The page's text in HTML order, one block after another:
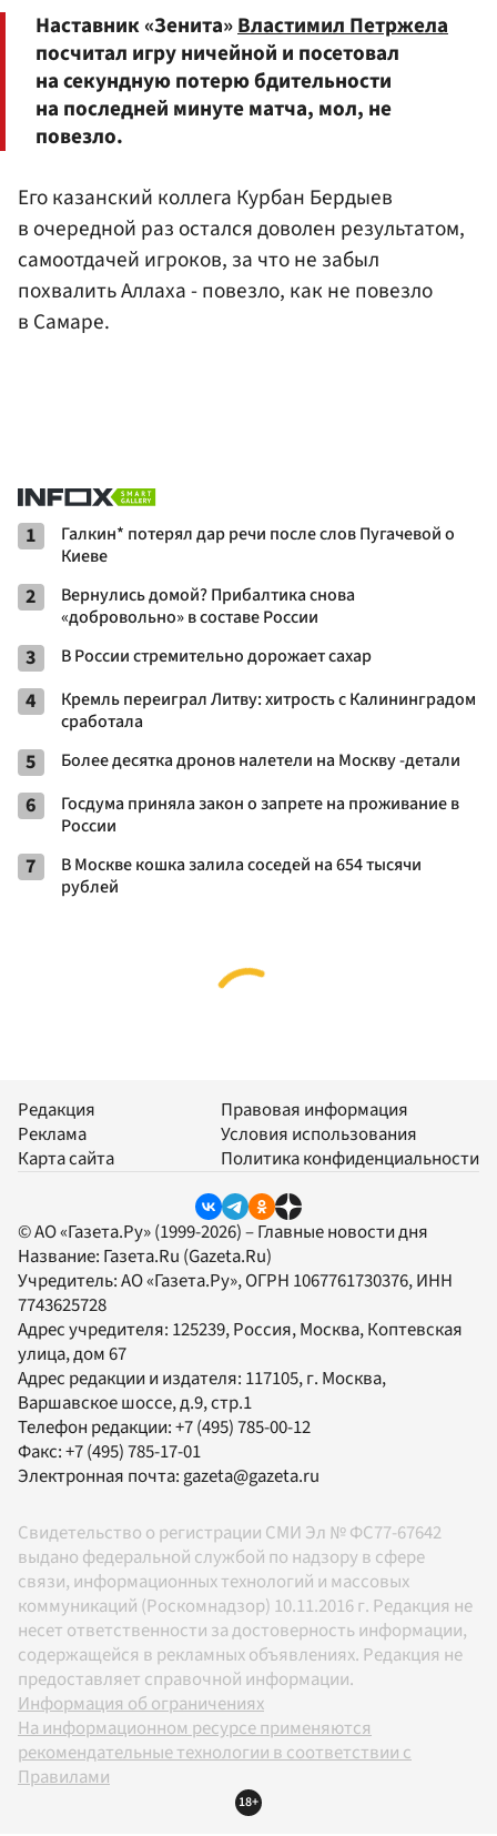
Наставник «Зенита»Властимил Петржела
посчитал игру ничейной и посетовал
на секундную потерю бдительности
на последней минуте матча, мол, не
повезло.
Его казанский коллега Курбан Бердыев
в очередной раз остался доволен результатом,
самоотдачей игроков, за что не забыл
похвалить Аллаха - повезло, как не повезло
в Самаре.
1
Галкин* потерял дар речи после слов Пугачевой о
Киеве
2
Вернулись домой? Прибалтика снова
«добровольно» в составе России
3 В России стремительно дорожает сахар
4
Кремль переиграл Литву: хитрость с Калининградом
сработала
5 Более десятка дронов налетели на Москву -детали
6
Госдума приняла закон о запрете на проживание в
России
7
В Москве кошка залила соседей на 654 тысячи
рублей
Редакция
Реклама
Карта сайта
Правовая информация
Условия использования
Политика конфиденциальности
© АО «Газета.Ру» (1999-2026) – Главные новости дня
Название: Газета.Ru (Gazeta.Ru)
Учредитель:АО «Газета.Ру», ОГРН 1067761730376, ИНН
7743625728
Адрес учредителя: 125239, Россия, Москва, Коптевская
улица, дом 67
Адрес редакции и издателя: 117105, г. Москва,
Варшавское шоссе, д.9, стр.1
Телефон редакции:+7 (495) 785-00-12
Факс:+7 (495) 785-17-01
Электронная почта:gazeta@gazeta.ru
Свидетельство о регистрации СМИ Эл № ФС77-67642
выдано федеральной службой по надзору в сфере
связи, информационных технологий и массовых
коммуникаций (Роскомнадзор) 10.11.2016 г. Редакция не
несет ответственности за достоверность информации,
содержащейся в рекламных объявлениях. Редакция не
предоставляет справочной информации.
Информация об ограничениях
На информационном ресурсе применяются
рекомендательные технологии в соответствии с
Правилами
18+